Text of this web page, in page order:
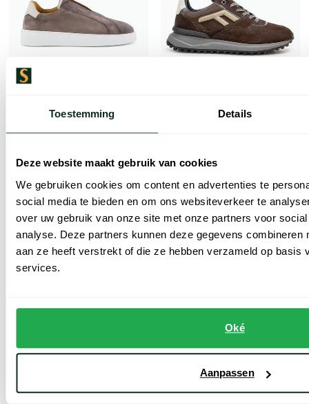
Toestemming Details
Deze website maakt gebruik van cookies
We gebruiken cookies om content en advertenties te
social media te bieden en om ons websiteverkeer te
over uw gebruik van onze site met onze partners voor
analyse. Deze partners kunnen deze gegevens combineren
aan ze heeft verstrekt of die ze hebben verzameld op basis
services.
Oké
Aanpassen
Magnanni
€ 309,95€ 247,96
20%
€ 249,95
Toevoegen aan favorieten